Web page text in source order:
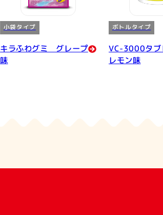
小袋タイプ
キラふわグミ グレープ
味
ボトルタイプ
VC-3000タ
レモン味